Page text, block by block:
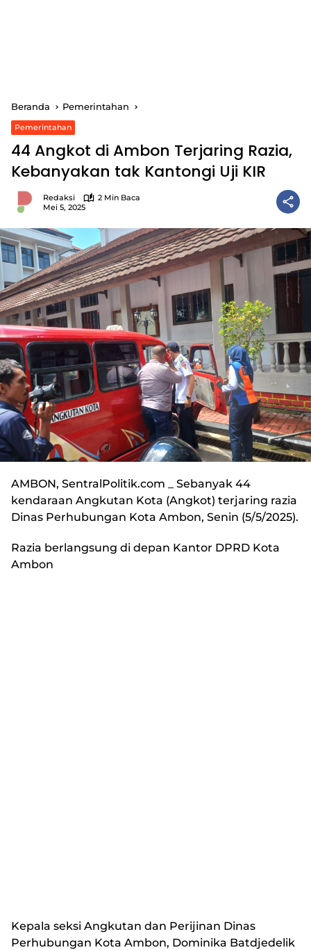
Beranda Pemerintahan
Pemerintahan
44 Angkot di Ambon Terjaring Razia,
Kebanyakan tak Kantongi Uji KIR
Redaksi
2 Min Baca
Mei 5, 2025
AMBON, SentralPolitik.com _ Sebanyak 44
kendaraan Angkutan Kota (Angkot) terjaring razia
Dinas Perhubungan Kota Ambon, Senin (5/5/2025).
Razia berlangsung di depan Kantor DPRD Kota
Ambon
Kepala seksi Angkutan dan Perijinan Dinas
Perhubungan Kota Ambon, Dominika Batdjedelik